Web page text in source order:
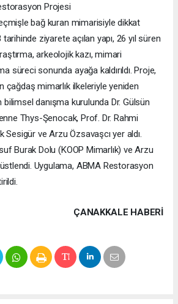
Projesi
bağ kuran mimarisiyle dikkat
ziyarete açılan yapı, 26 yıl süren
arkeolojik kazı, mimari
süreci sonunda ayağa kaldırıldı. Proje,
çağdaş mimarlık ilkeleriyle yeniden
danışma kurulunda Dr. Gülsün
Thys-Şenocak, Prof. Dr. Rahmi
Sesigür ve Arzu Özsavaşcı yer aldı.
Burak Dolu (KOOP Mimarlık) ve Arzu
Uygulama, ABMA Restorasyon
ÇANAKKALE HABERİ